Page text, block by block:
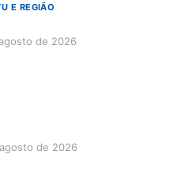
E REGIÃO
de 2026
de 2026